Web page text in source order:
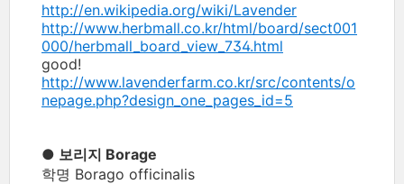
http://en.wikipedia.org/wiki/Lavender
http://www.herbmall.co.kr/html/board/sect001
000/herbmall_board_view_734.html
good!
http://www.lavenderfarm.co.kr/src/contents/o
nepage.php?design_one_pages_id=5
● 보리지 Borage
학명 Borago officinalis